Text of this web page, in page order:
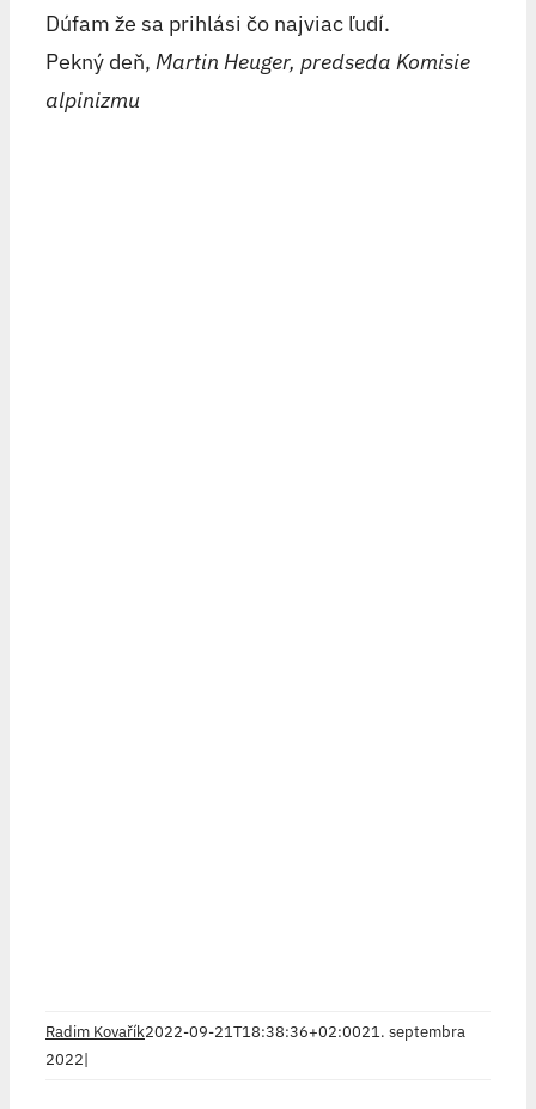
Dúfam že sa prihlási čo najviac ľudí.
Pekný deň, Martin Heuger, predseda Komisie
alpinizmu
Radim Kovařík2022-09-21T18:38:36+02:0021. septembra
2022|